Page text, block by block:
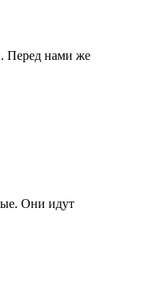
Перед нами же
Они идут